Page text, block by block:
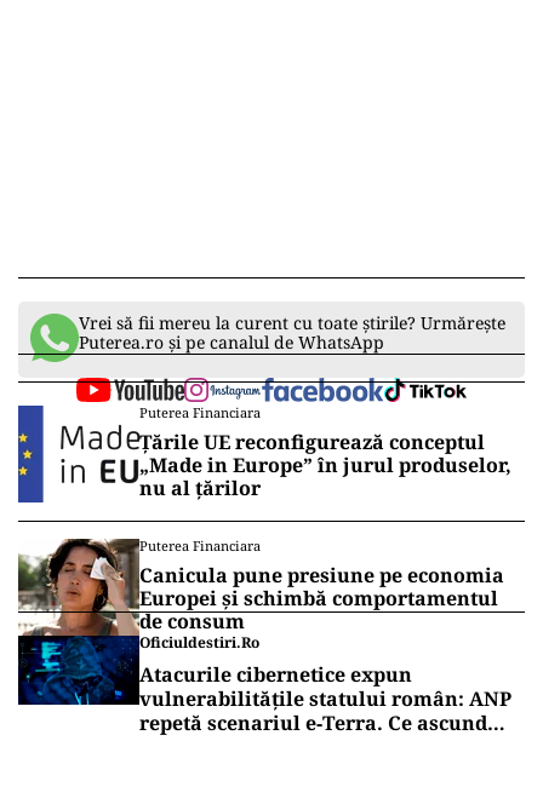
Vrei să fii mereu la curent cu toate știrile? Urmărește
Puterea.ro și pe canalul de WhatsApp
Puterea Financiara
Țările UE reconfigurează conceptul
„Made in Europe” în jurul produselor,
nu al țărilor
Puterea Financiara
Canicula pune presiune pe economia
Europei și schimbă comportamentul
de consum
Oficiuldestiri.ro
Atacurile cibernetice expun
vulnerabilitățile statului român: ANP
repetă scenariul e‑Terra. Ce ascund